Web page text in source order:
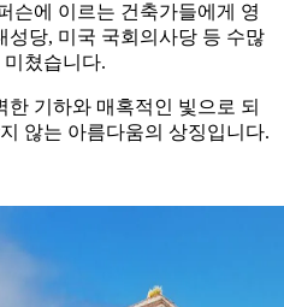
슨에 이르는 건축가들에게 영
성당, 미국 국회의사당 등 수많
쳤습니다.
기하와 매혹적인 빛으로 되
않는 아름다움의 상징입니다.